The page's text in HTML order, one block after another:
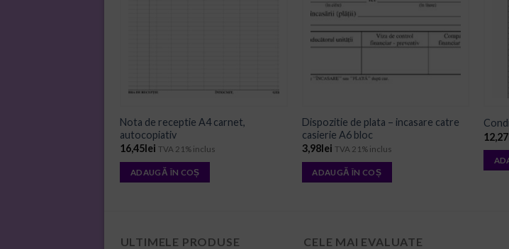
Nota de receptie A4 carnet,
autocopiativ
16,45lei TVA 21% inclus
ADAUGĂ ÎN COȘ
Dispozitie de plata – incasare catre
casierie A6 bloc
3,98lei TVA 21% inclus
ADAUGĂ ÎN COȘ
12,27
ULTIMELE PRODUSE CELE MAI EVALUATE